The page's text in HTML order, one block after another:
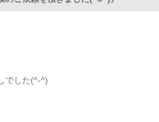
でした(^-^)